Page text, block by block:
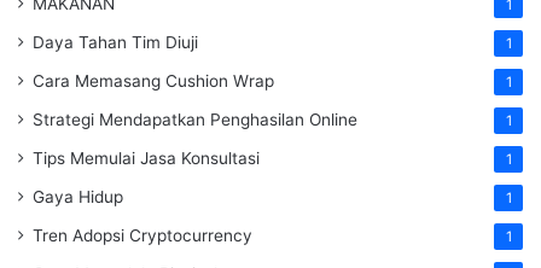
1
Daya Tahan Tim Diuji 1
Cara Memasang Cushion Wrap 1
Strategi Mendapatkan Penghasilan Online 1
Tips Memulai Jasa Konsultasi 1
Gaya Hidup 1
Tren Adopsi Cryptocurrency 1